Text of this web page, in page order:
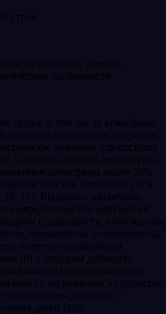
строк;
загрязнение, нервно-
особенности
среды, в том числе атмосферы,
является актуальным вопросом
значение для системы
Согласно данным литературы,
атмосферы около 30%
патологии [6] и
[8; 13]. Выделяют различные
нарушений
(плаксивость, пониженное
повышенная утомляемость)
с заметно сниженными
[8] и синдром дефицита
предположение о
загрязнения на развитие
действии
детей [16].